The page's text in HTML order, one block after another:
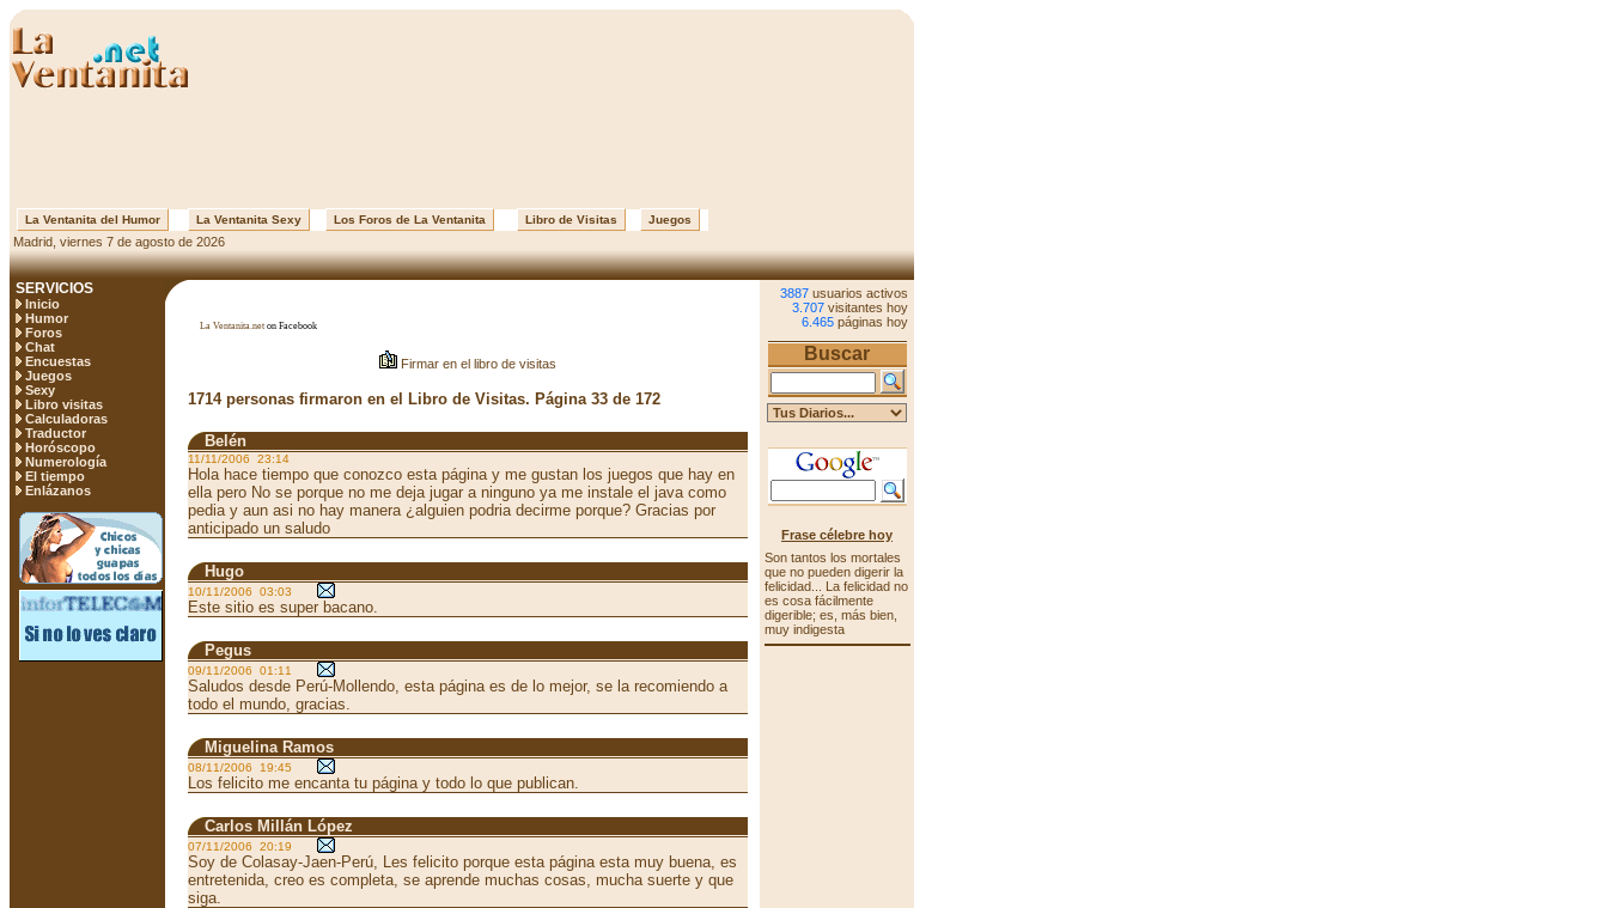
La Ventanita del Humor La Ventanita Sexy Los Foros de La Ventanita Libro de Visitas Juegos
Madrid, viernes 7 de agosto de 2026
SERVICIOS
Inicio
Humor
Foros
Chat
Encuestas
Juegos
Sexy
Libro visitas
Calculadoras
Traductor
Horóscopo
Numerología
El tiempo
Enlázanos
La Ventanita.net on Facebook
Firmar en el libro de visitas
1714 personas firmaron en el Libro de Visitas. Página 33 de 172
Belén
11/11/2006 23:14
Hola hace tiempo que conozco esta página y me gustan los juegos que hay en
ella pero No se porque no me deja jugar a ninguno ya me instale el java como
pedia y aun asi no hay manera ¿alguien podria decirme porque? Gracias por
anticipado un saludo
Hugo
10/11/2006 03:03
Este sitio es super bacano.
Pegus
09/11/2006 01:11
Saludos desde Perú-Mollendo, esta página es de lo mejor, se la recomiendo a
todo el mundo, gracias.
Miguelina Ramos
08/11/2006 19:45
Los felicito me encanta tu página y todo lo que publican.
Carlos Millán López
07/11/2006 20:19
Soy de Colasay-Jaen-Perú, Les felicito porque esta página esta muy buena, es
entretenida, creo es completa, se aprende muchas cosas, mucha suerte y que
siga.
3887 usuarios activos
3.707 visitantes hoy
6.465 páginas hoy
Buscar
Frase célebre hoy
Son tantos los mortales
que no pueden digerir la
felicidad... La felicidad no
es cosa fácilmente
digerible; es, más bien,
muy indigesta